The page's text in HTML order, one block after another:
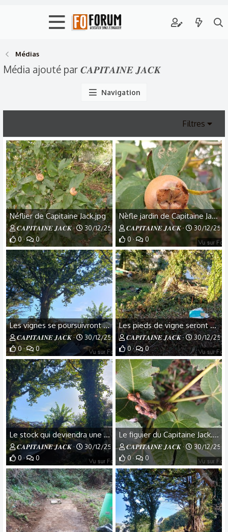
Médias
Média ajouté par 𝑪𝑨𝑷𝑰𝑻𝑨𝑰𝑵𝑬 𝑱𝑨𝑪𝑲
Navigation
Filtres
Néflier de Capitaine Jack.jpg
𝑪𝑨𝑷𝑰𝑻𝑨𝑰𝑵𝑬 𝑱𝑨𝑪𝑲
30/12/25
0
0
Nèfle jardin de Capitaine Jack.jpg
𝑪𝑨𝑷𝑰𝑻𝑨𝑰𝑵𝑬 𝑱𝑨𝑪𝑲
30/12/25
0
0
Les vignes se poursuivront sur la partie gauche - Capitaine Jack .jpg
𝑪𝑨𝑷𝑰𝑻𝑨𝑰𝑵𝑬 𝑱𝑨𝑪𝑲
30/12/25
0
0
Les pieds de vigne seront espacés d'environ 3 mètres - Capitaine Jack.jpg
𝑪𝑨𝑷𝑰𝑻𝑨𝑰𝑵𝑬 𝑱𝑨𝑪𝑲
30/12/25
0
0
Le stock qui deviendra une bel endroit - Capitaine Jack.jpg
𝑪𝑨𝑷𝑰𝑻𝑨𝑰𝑵𝑬 𝑱𝑨𝑪𝑲
30/12/25
0
0
Le figuier du Capitaine Jack.jpg
𝑪𝑨𝑷𝑰𝑻𝑨𝑰𝑵𝑬 𝑱𝑨𝑪𝑲
30/12/25
0
0